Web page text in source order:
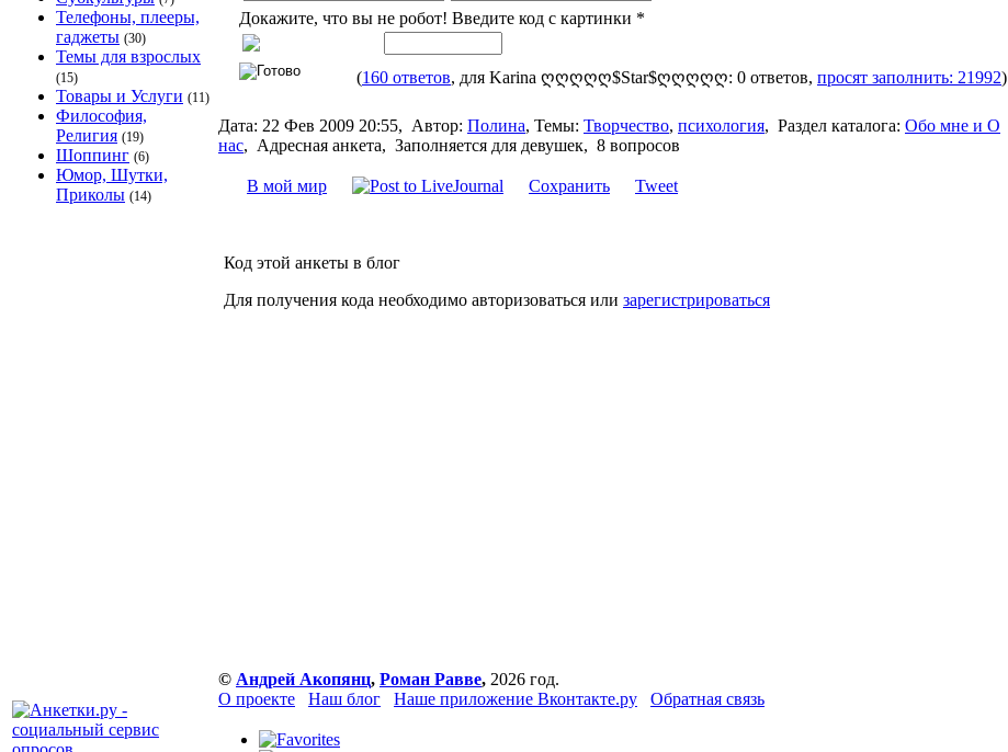
Телефоны, плееры,
гаджеты (30)
Темы для взрослых
(15)
Товары и Услуги (11)
Философия,
Религия (19)
Шоппинг (6)
Юмор, Шутки,
Приколы (14)
Докажите, что вы не робот! Введите код с картинки *
(160 ответов, для Karina ღღღღღ$Star$ღღღღღ: 0 ответов, просят заполнить: 21992)
Дата: 22 Фев 2009 20:55, Автор: Полина, Темы: Творчество, психология, Раздел каталога: Обо мне и О
нас, Адресная анкета, Заполняется для девушек, 8 вопросов
В мой мир Сохранить Tweet
Код этой анкеты в блог
Для получения кода необходимо авторизоваться или зарегистрироваться
© Андрей Акопянц, Роман Равве, 2026 год.
О проекте
Наш блог Наше приложение Вконтакте.ру Обратная связь